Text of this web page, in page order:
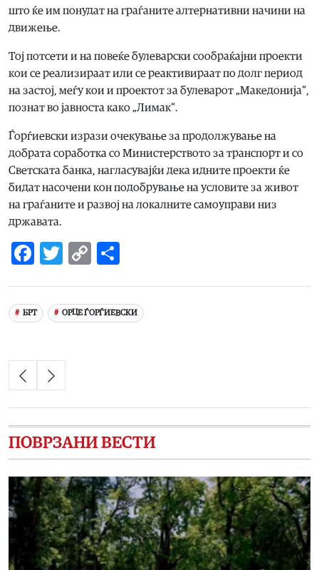
што ќе им понудат на граѓаните алтернативни начини на
движење.
Тој потсети и на повеќе булеварски сообраќајни проекти
кои се реализираат или се реактивираат по долг период
на застој, меѓу кои и проектот за булеварот „Македонија“,
познат во јавноста како „Лимак“.
Ѓорѓиевски изрази очекување за продолжување на
добрата соработка со Министерството за транспорт и со
Светската банка, нагласувајќи дека идните проекти ќе
бидат насочени кон подобрување на условите за живот
на граѓаните и развој на локалните самоуправи низ
државата.
Facebook
Twitter
Copy
БРТ ОРЦЕ ЃОРЃИЕВСКИ
ПОВРЗАНИ ВЕСТИ